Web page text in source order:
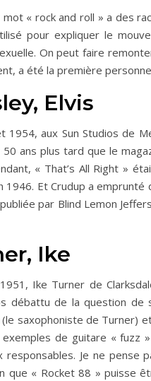
mot « rock and roll » a des
pour expliquer le
On peut faire
a été la première
Elvis
1954, aux Sun Studios de
50 ans plus tard que le
« That’s All Right »
1946. Et Crudup a emprunté
par Blind Lemon
Ike
Ike Turner de
débattu de la question de
saxophoniste de Turner)
de guitare « fuzz
responsables. Je ne pense
que « Rocket 88 » puisse